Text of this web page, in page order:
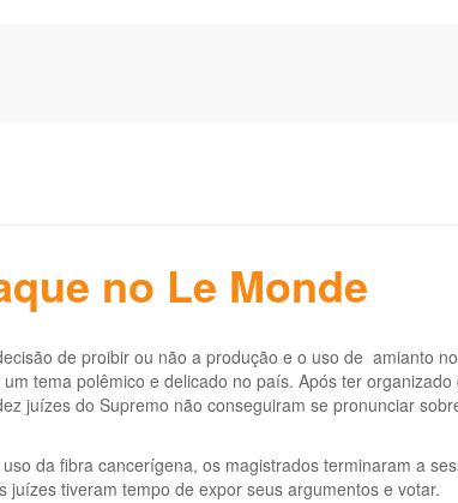
no Le Monde
de proibir ou não a produção e o uso de amianto
tema polêmico e delicado no país. Após ter organizado
juízes do Supremo não conseguiram se pronunciar
da fibra cancerígena, os magistrados terminaram a
tiveram tempo de expor seus argumentos e votar.